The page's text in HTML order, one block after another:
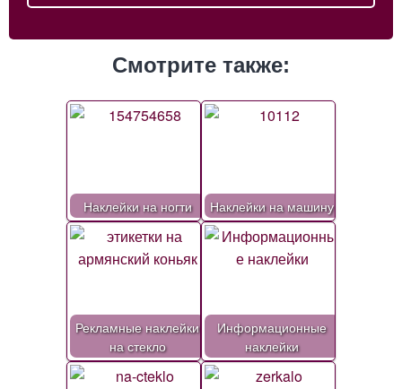
Смотрите также:
Наклейки на ногти Наклейки на машину
Рекламные наклейки
на стекло
Информационные
наклейки